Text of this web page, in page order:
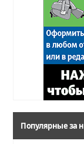
Популярные за